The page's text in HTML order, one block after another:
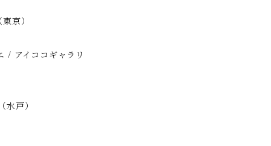
京）
/ アイココギャラリ
戸）